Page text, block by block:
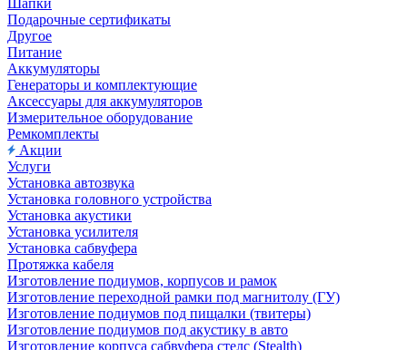
Шапки
Подарочные сертификаты
Другое
Питание
Аккумуляторы
Генераторы и комплектующие
Аксессуары для аккумуляторов
Измерительное оборудование
Ремкомплекты
Акции
Услуги
Установка автозвука
Установка головного устройства
Установка акустики
Установка усилителя
Установка сабвуфера
Протяжка кабеля
Изготовление подиумов, корпусов и рамок
Изготовление переходной рамки под магнитолу (ГУ)
Изготовление подиумов под пищалки (твитеры)
Изготовление подиумов под акустику в авто
Изготовление корпуса сабвуфера стелс (Stealth)